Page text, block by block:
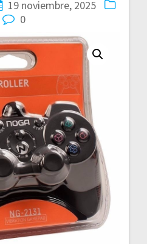
19 noviembre, 2025
0